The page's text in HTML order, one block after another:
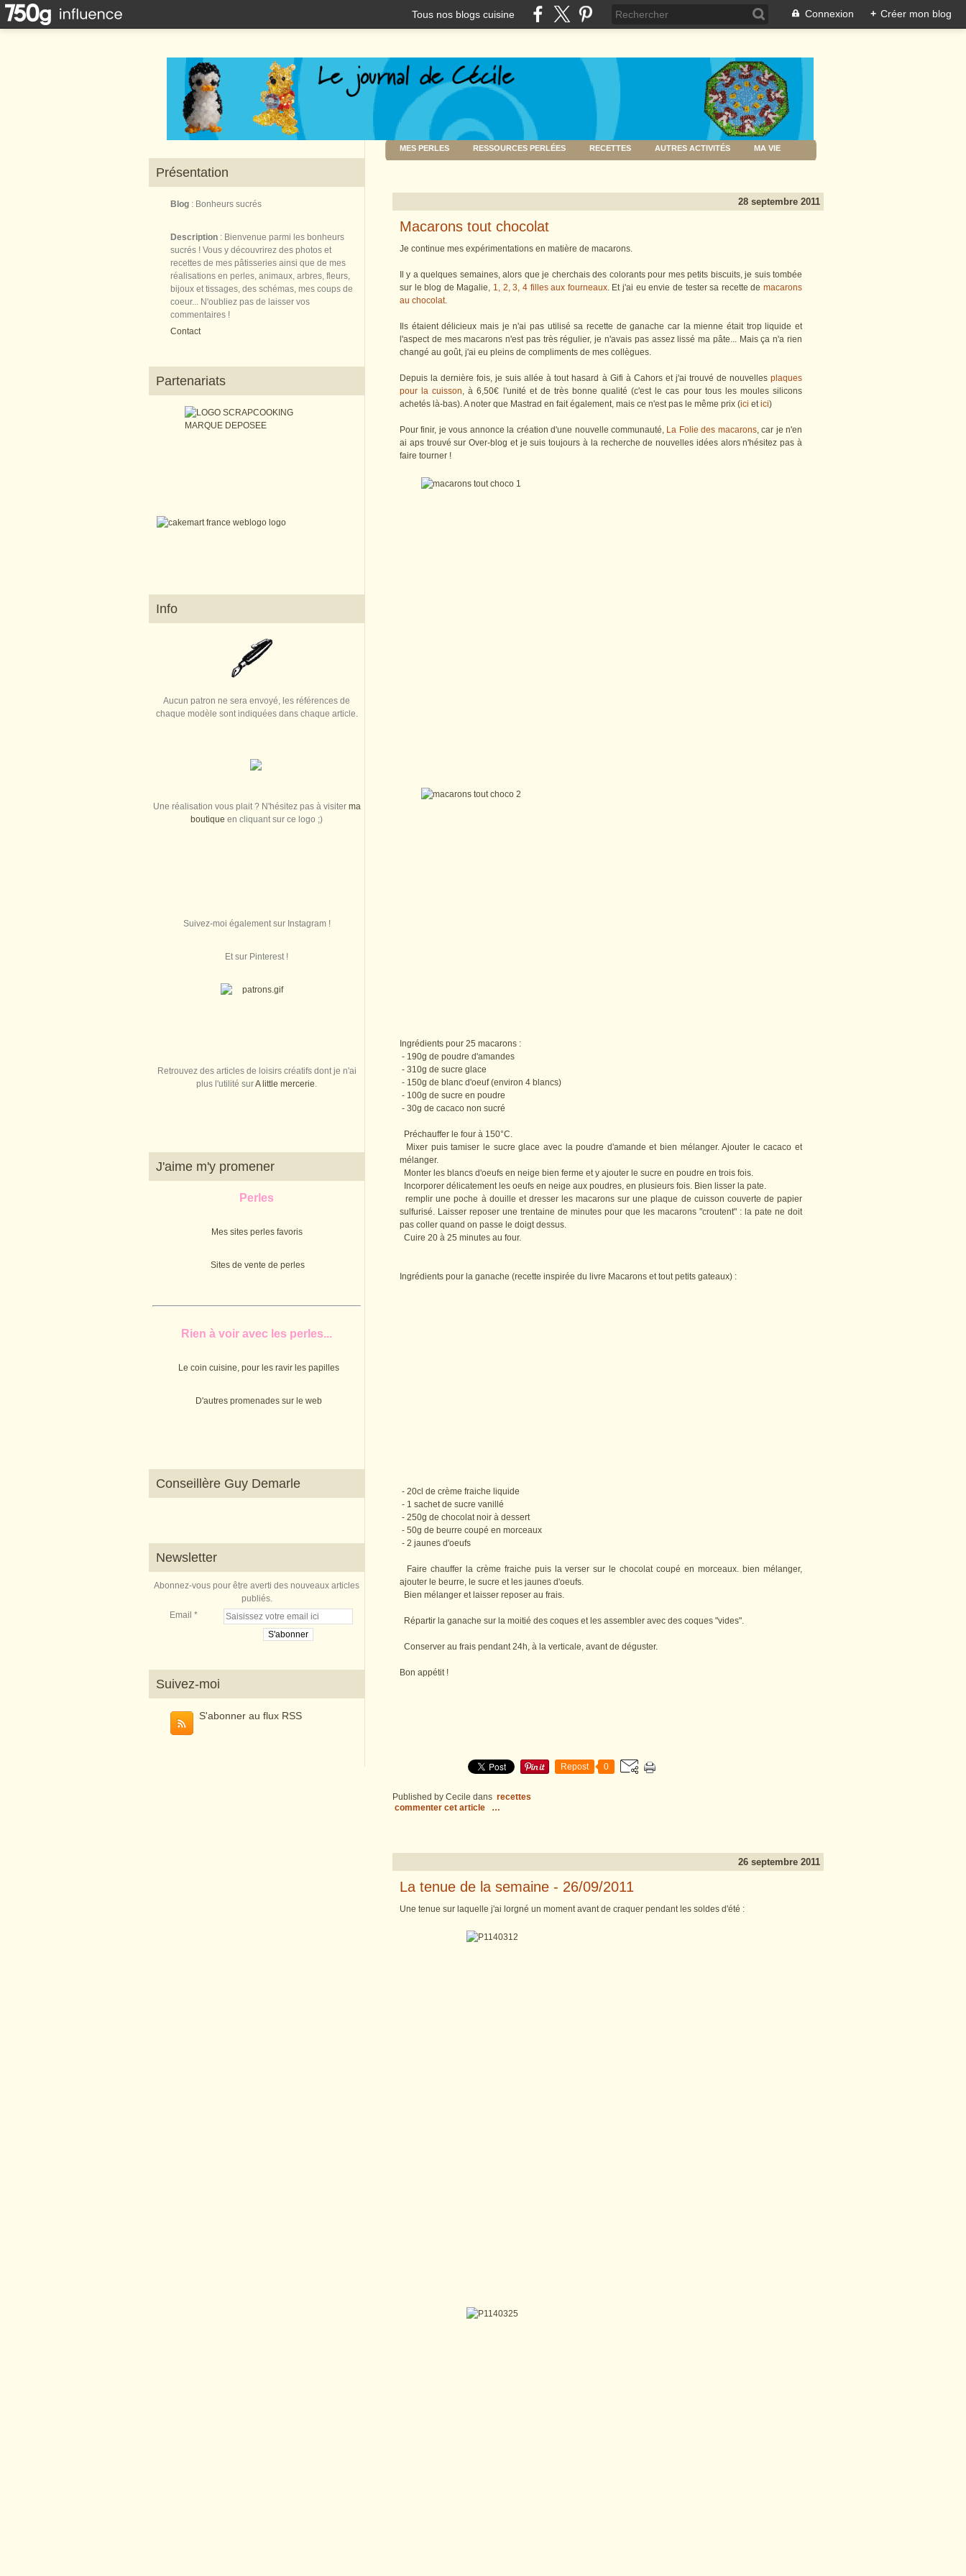
Tous nos blogs cuisine Connexion + Créer mon blog
Présentation
Blog : Bonheurs sucrés
Description : Bienvenue parmi les bonheurs
sucrés ! Vous y découvrirez des photos et
recettes de mes pâtisseries ainsi que de mes
réalisations en perles, animaux, arbres, fleurs,
bijoux et tissages, des schémas, mes coups de
coeur... N'oubliez pas de laisser vos
commentaires !
Contact
Partenariats
Info
Aucun patron ne sera envoyé, les références de
chaque modèle sont indiquées dans chaque article.
Une réalisation vous plait ? N'hésitez pas à visiter ma
boutique en cliquant sur ce logo ;)
Suivez-moi également sur Instagram !
Et sur Pinterest !
Retrouvez des articles de loisirs créatifs dont je n'ai
plus l'utilité surA little mercerie.
J'aime m'y promener
Perles
Mes sites perles favoris
Sites de vente de perles
Rien à voir avec les perles...
Le coin cuisine, pour les ravir les papilles
D'autres promenades sur le web
Conseillère Guy Demarle
Newsletter
Abonnez-vous pour être averti des nouveaux articles
publiés.
Email
Suivez-moi
S'abonner au flux RSS
MES PERLES RESSOURCES PERLÉES RECETTES AUTRES ACTIVITÉS MA VIE
28 septembre 2011
Macarons tout chocolat
Je continue mes expérimentations en matière de macarons.
Il y a quelques semaines, alors que je cherchais des colorants pour mes petits biscuits, je suis tombée
sur le blog de Magalie, 1, 2, 3, 4 filles aux fourneaux. Et j'ai eu envie de tester sa recette demacarons
au chocolat.
Ils étaient délicieux mais je n'ai pas utilisé sa recette de ganache car la mienne était trop liquide et
l'aspect de mes macarons n'est pas très régulier, je n'avais pas assez lissé ma pâte... Mais ça n'a rien
changé au goût, j'ai eu pleins de compliments de mes collègues.
Depuis la dernière fois, je suis allée à tout hasard à Gifi à Cahors et j'ai trouvé de nouvelles plaques
pour la cuisson, à 6,50€ l'unité et de très bonne qualité (c'est le cas pour tous les moules silicons
achetés là-bas). A noter que Mastrad en fait également, mais ce n'est pas le même prix (ici etici)
Pour finir, je vous annonce la création d'une nouvelle communauté, La Folie des macarons, car je n'en
ai aps trouvé sur Over-blog et je suis toujours à la recherche de nouvelles idées alors n'hésitez pas à
faire tourner !
Ingrédients pour 25 macarons :
- 190g de poudre d'amandes
- 310g de sucre glace
- 150g de blanc d'oeuf (environ 4 blancs)
- 100g de sucre en poudre
- 30g de cacaco non sucré
Préchauffer le four à 150°C.
Mixer puis tamiser le sucre glace avec la poudre d'amande et bien mélanger. Ajouter le cacaco et
mélanger.
Monter les blancs d'oeufs en neige bien ferme et y ajouter le sucre en poudre en trois fois.
Incorporer délicatement les oeufs en neige aux poudres, en plusieurs fois. Bien lisser la pate.
remplir une poche à douille et dresser les macarons sur une plaque de cuisson couverte de papier
sulfurisé. Laisser reposer une trentaine de minutes pour que les macarons "croutent" : la pate ne doit
pas coller quand on passe le doigt dessus.
Cuire 20 à 25 minutes au four.
Ingrédients pour la ganache (recette inspirée du livre Macarons et tout petits gateaux) :
- 20cl de crème fraiche liquide
- 1 sachet de sucre vanillé
- 250g de chocolat noir à dessert
- 50g de beurre coupé en morceaux
- 2 jaunes d'oeufs
Faire chauffer la crème fraiche puis la verser sur le chocolat coupé en morceaux. bien mélanger,
ajouter le beurre, le sucre et les jaunes d'oeufs.
Bien mélanger et laisser reposer au frais.
Répartir la ganache sur la moitié des coques et les assembler avec des coques "vides".
Conserver au frais pendant 24h, à la verticale, avant de déguster.
Bon appétit !
Repost 0
Published by Cecile dans recettes
commenter cet article
…
26 septembre 2011
La tenue de la semaine - 26/09/2011
Une tenue sur laquelle j'ai lorgné un moment avant de craquer pendant les soldes d'été :